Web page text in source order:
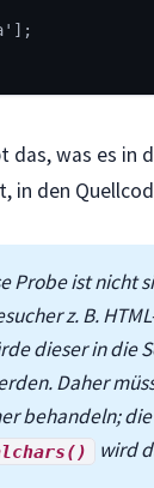
das, was es in
in den
Probe ist nicht
z. B.
dieser in die
Daher
behandeln;
wird